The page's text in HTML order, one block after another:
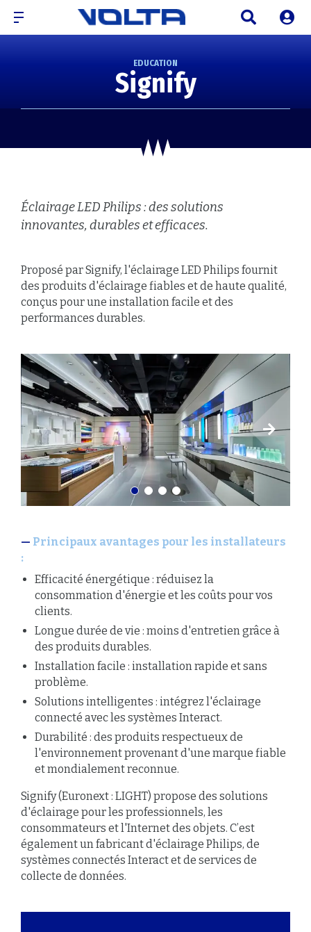
EDUCATION
Signify
Éclairage LED Philips : des solutions
innovantes, durables et efficaces.
Proposé par Signify, l'éclairage LED Philips fournit
des produits d'éclairage fiables et de haute qualité,
conçus pour une installation facile et des
performances durables.
Principaux avantages pour les installateurs
:
Efficacité énergétique : réduisez la
consommation d'énergie et les coûts pour vos
clients.
Longue durée de vie : moins d'entretien grâce à
des produits durables.
Installation facile : installation rapide et sans
problème.
Solutions intelligentes : intégrez l'éclairage
connecté avec les systèmes Interact.
Durabilité : des produits respectueux de
l'environnement provenant d'une marque fiable
et mondialement reconnue.
Signify (Euronext : LIGHT) propose des solutions
d'éclairage pour les professionnels, les
consommateurs et l'Internet des objets. C’est
également un fabricant d'éclairage Philips, de
systèmes connectés Interact et de services de
collecte de données.